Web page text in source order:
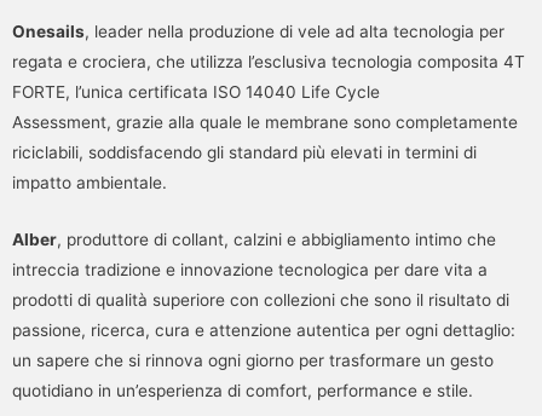
Onesails, leader nella produzione di vele ad alta tecnologia per
regata e crociera, che utilizza l’esclusiva tecnologia composita 4T
FORTE, l’unica certificata ISO 14040 Life Cycle
Assessment, grazie alla quale le membrane sono completamente
riciclabili, soddisfacendo gli standard più elevati in termini di
impatto ambientale.
Alber, produttore di collant, calzini e abbigliamento intimo che
intreccia tradizione e innovazione tecnologica per dare vita a
prodotti di qualità superiore con collezioni che sono il risultato di
passione, ricerca, cura e attenzione autentica per ogni dettaglio:
un sapere che si rinnova ogni giorno per trasformare un gesto
quotidiano in un’esperienza di comfort, performance e stile.